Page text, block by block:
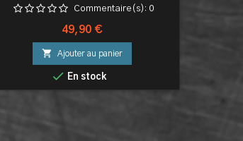
LUMINEUX EPEE KIMETSU NO YAIBA
Commentaire(s): 0
Prix
49,90 €
 Ajouter au panier
 En stock